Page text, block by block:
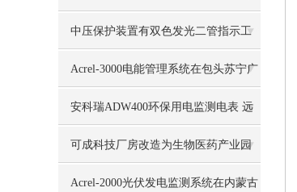
安庆百联购物中心的应用
中压保护装置有双色发光二管指示工
作状态
Acrel-3000电能管理系统在包头苏宁广
场项目的应用
安科瑞ADW400环保用电监测电表 远
传平台看数据
可成科技厂房改造为生物医药产业园
宿舍改造项目远程预付费系统的设计
Acrel-2000光伏发电监测系统在内蒙古